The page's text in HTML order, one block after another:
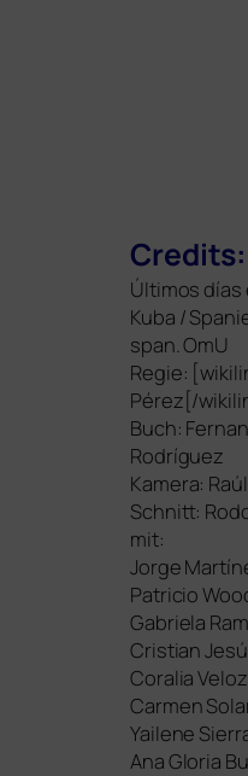
Credits:
Últimos días
Kuba /
span. OmU
Regie:
Pérez[/
Buch:
Rodríguez
Kamera:
Schnitt:
mit:
Jorge
Patricio
Gabriela
Cristian
Coralia
Carmen
Yailene
Ana Gloria